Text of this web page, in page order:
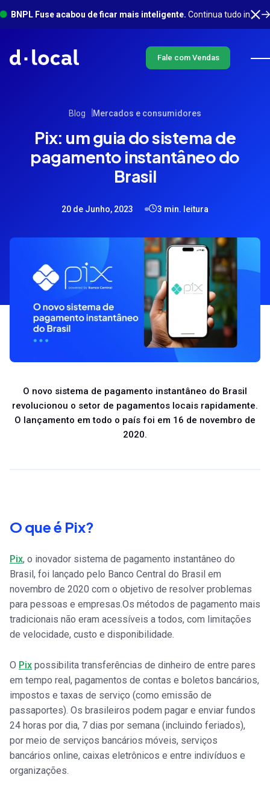
BNPL Fuse acabou de ficar mais inteligente. Continua tudo integrado em um só lugar, com muito mais acontecendo em segundo plano. Saiba mais
Fale com Vendas
Blog Mercados e consumidores
Pix: um guia do sistema de
pagamento instantâneo do
Brasil
20 de Junho, 2023 3 min. leitura
O novo sistema de pagamento instantâneo do Brasil
revolucionou o setor de pagamentos locais rapidamente.
O lançamento em todo o país foi em 16 de novembro de
2020.
O que é Pix?
Pix, o inovador sistema de pagamento instantâneo do
Brasil, foi lançado pelo Banco Central do Brasil em
novembro de 2020 com o objetivo de resolver problemas
para pessoas e empresas.Os métodos de pagamento mais
tradicionais não eram acessíveis a todos, com limitações
de velocidade, custo e disponibilidade.
O Pix possibilita transferências de dinheiro de entre pares
em tempo real, pagamentos de contas e boletos bancários,
impostos e taxas de serviço (como emissão de
passaportes). Os brasileiros podem pagar e enviar fundos
24 horas por dia, 7 dias por semana (incluindo feriados),
por meio de serviços bancários móveis, serviços
bancários online, caixas eletrônicos e entre indivíduos e
organizações.